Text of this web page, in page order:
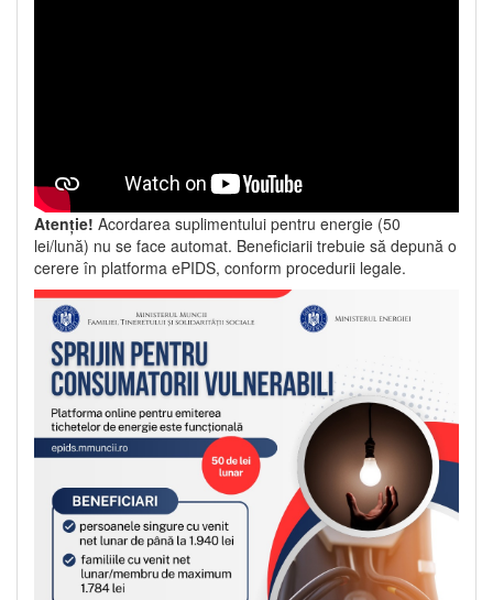
Atenție! Acordarea suplimentului pentru energie (50
lei/lună) nu se face automat. Beneficiarii trebuie să depună o
cerere în platforma ePIDS, conform procedurii legale.